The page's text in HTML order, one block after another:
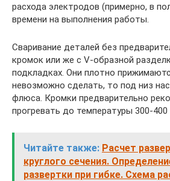
расхода электродов (примерно, в
времени на выполнения работы.
Сваривание деталей без
кромок или же с V-образной
подкладках. Они плотно
невозможно сделать, то под низ
флюса. Кромки предварительно
прогревать до температуры 300-400
Читайте также: Расчет
круглого сечения.
развертки при гибке. Схема